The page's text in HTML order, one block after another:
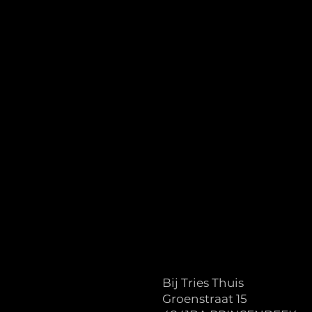
Bij Tries Thuis
Groenstraat 15